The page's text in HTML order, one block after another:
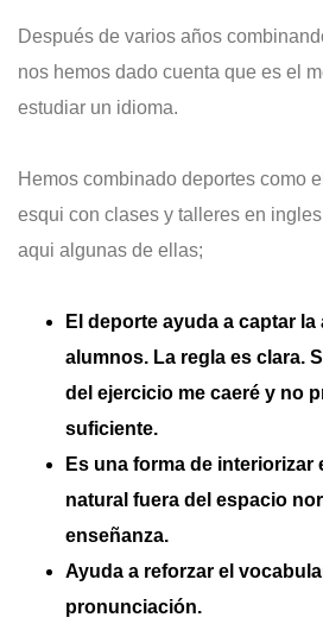
Después de varios años
nos hemos dado cuenta que es el
estudiar un idioma.
Hemos combinado deportes como
esqui con clases y talleres en
aqui algunas de ellas;
El deporte ayuda a captar
alumnos. La regla es clara.
del ejercicio me caeré y no
suficiente.
Es una forma de interiorizar
natural fuera del espacio
enseñanza.
Ayuda a reforzar el
pronunciación.